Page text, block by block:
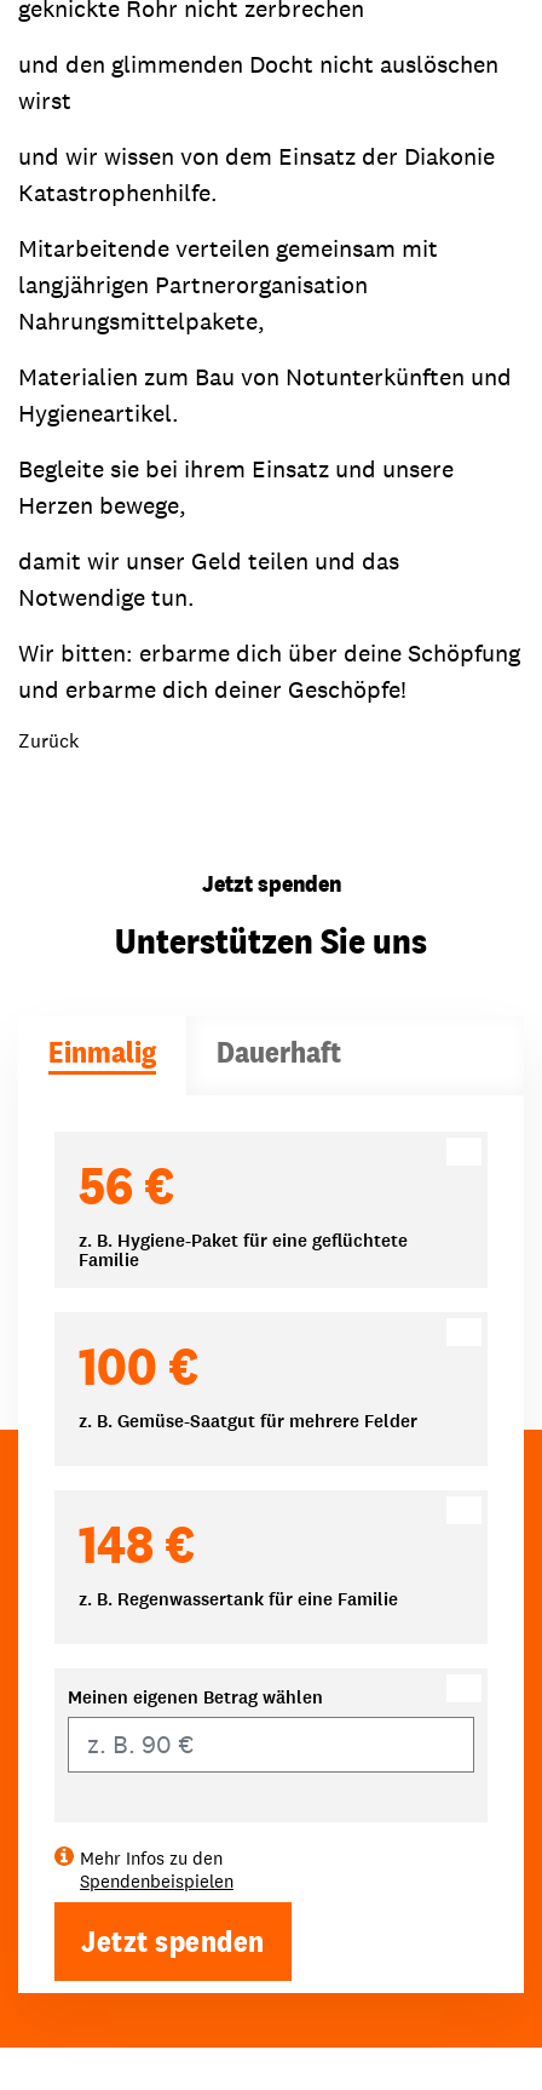
geknickte Rohr nicht zerbrechen
und den glimmenden Docht nicht auslöschen
wirst
und wir wissen von dem Einsatz der Diakonie
Katastrophenhilfe.
Mitarbeitende verteilen gemeinsam mit
langjährigen Partnerorganisation
Nahrungsmittelpakete,
Materialien zum Bau von Notunterkünften und
Hygieneartikel.
Begleite sie bei ihrem Einsatz und unsere
Herzen bewege,
damit wir unser Geld teilen und das
Notwendige tun.
Wir bitten: erbarme dich über deine Schöpfung
und erbarme dich deiner Geschöpfe!
Zurück
Jetzt spenden
Unterstützen Sie uns
Einmalig Dauerhaft
56 €
z. B. Hygiene-Paket für eine geflüchtete
Familie
100 €
z. B. Gemüse-Saatgut für mehrere Felder
148 €
z. B. Regenwassertank für eine Familie
Meinen eigenen Betrag wählen
Mehr Infos zu den
Spendenbeispielen
Jetzt spenden